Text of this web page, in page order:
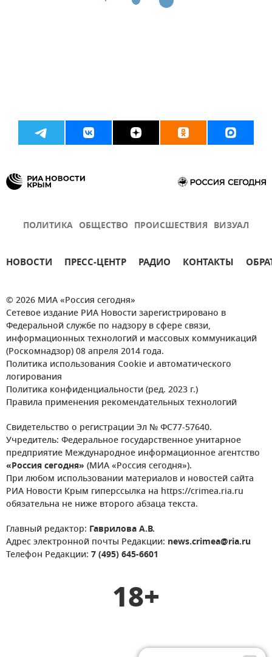
ПОЛИТИКА ОБЩЕСТВО ПРОИСШЕСТВИЯ ВИЗУАЛ
НОВОСТИ ПРЕСС-ЦЕНТР РАДИО КОНТАКТЫ
© 2026 МИА «Россия сегодня»
Сетевое издание РИА Новости зарегистрировано в
Федеральной службе по надзору в сфере связи,
информационных технологий и массовых коммуникаций
(Роскомнадзор) 08 апреля 2014 года.
Политика использования Cookie и автоматического
логирования
Политика конфиденциальности (ред. 2023 г.)
Правила применения рекомендательных технологий
Свидетельство о регистрации Эл № ФС77-57640.
Учредитель: Федеральное государственное унитарное
предприятие Международное информационное агентство
«Россия сегодня» (МИА «Россия сегодня»).
При любом использовании материалов и новостей сайта
РИА Новости Крым гиперссылка на https://crimea.ria.ru
обязательна не ниже второго абзаца текста.
Главный редактор: Гаврилова А.В.
Адрес электронной почты Редакции: news.crimea@ria.ru
Телефон Редакции: 7 (495) 645-6601
18+